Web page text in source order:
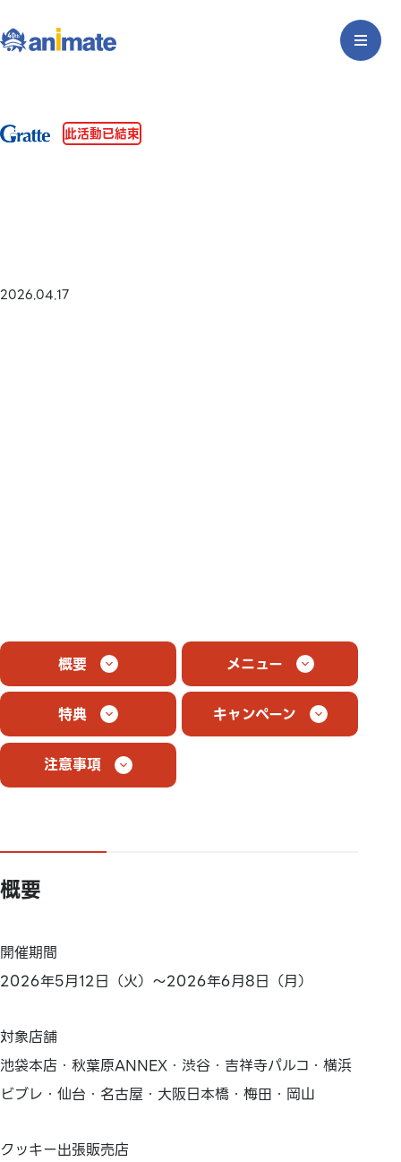
此活動已結束
2026.04.17
概要 メニュー
特典 キャンペーン
注意事項
概要
開催期間
2026年5月12日（火）～2026年6月8日（月）
対象店舗
池袋本店・秋葉原ANNEX・渋谷・吉祥寺パルコ・横浜
ビブレ・仙台・名古屋・大阪日本橋・梅田・岡山
クッキー出張販売店